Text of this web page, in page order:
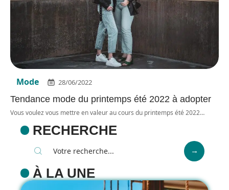
Mode 28/06/2022
Tendance mode du printemps été 2022 à adopter
Vous voulez vous mettre en valeur au cours du printemps été 2022…
RECHERCHE
À LA UNE